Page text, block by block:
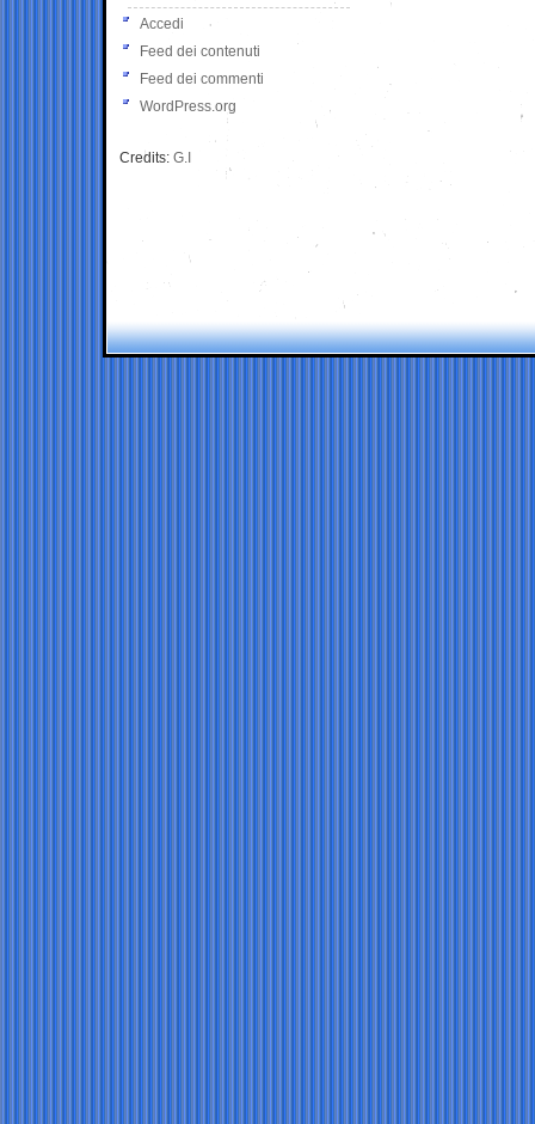
Accedi
Feed dei contenuti
Feed dei commenti
WordPress.org
Credits: G.I